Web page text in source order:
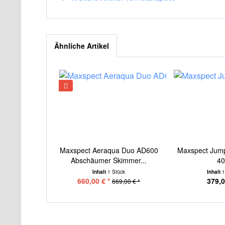
Ähnliche Artikel
Maxspect Aeraqua Duo AD600
Abschäumer Skimmer...
Inhalt 1 Stück
660,00 € * 669,00 € *
Maxspect
Inhalt